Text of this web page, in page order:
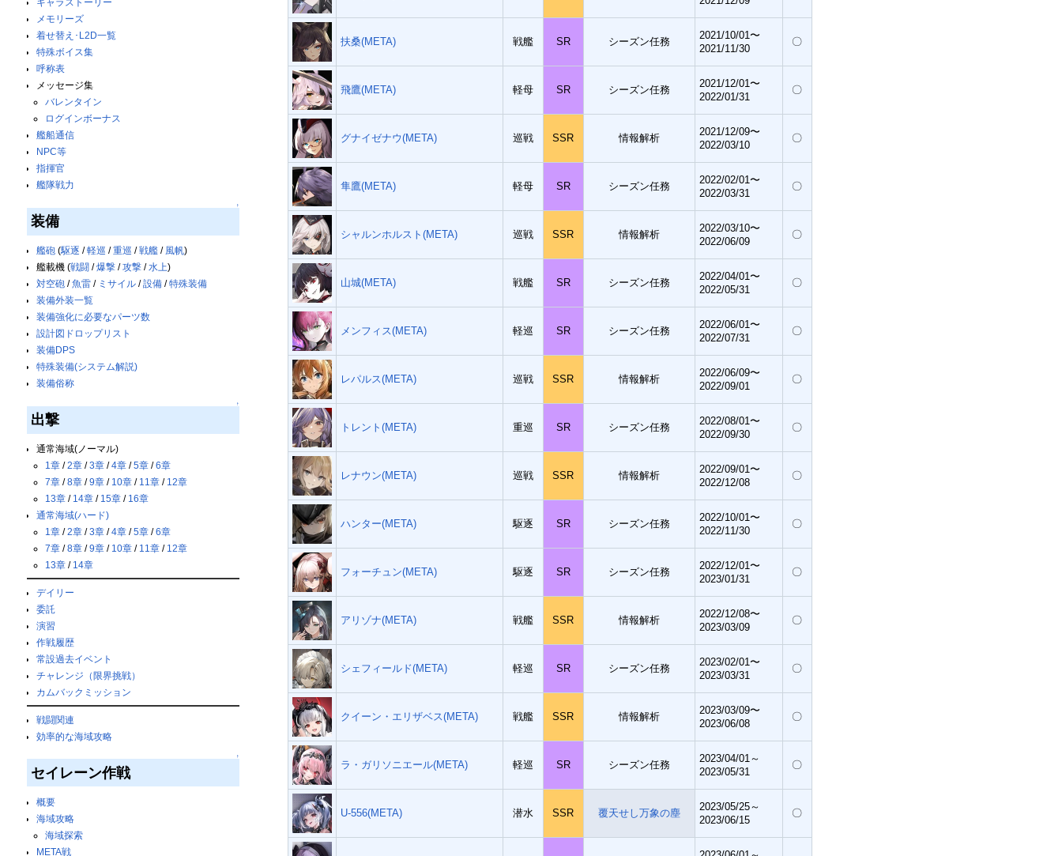
キャラストーリー
メモリーズ
着せ替え･L2D一覧
特殊ボイス集
呼称表
メッセージ集
バレンタイン
ログインボーナス
艦船通信
NPC等
指揮官
艦隊戦力
↑
装備
艦砲 (駆逐 /軽巡 /重巡 /戦艦/ 風帆)
艦載機 (戦闘 /爆撃/攻撃/水上)
対空砲 /魚雷/ ミサイル/設備/特殊装備
装備外装一覧
装備強化に必要なパーツ数
設計図ドロップリスト
装備DPS
特殊装備(システム解説)
装備俗称
↑
出撃
通常海域(ノーマル)
1章 /2章 /3章 /4章 /5章 /6章
7章 /8章 /9章 / 10章 / 11章 / 12章
13章 / 14章 / 15章 / 16章
通常海域(ハード)
1章 /2章 /3章 /4章 /5章 /6章
7章 /8章 /9章 / 10章 / 11章 / 12章
13章 / 14章
デイリー
委託
演習
作戦履歴
常設過去イベント
チャレンジ（限界挑戦）
カムバックミッション
戦闘関連
効率的な海域攻略
↑
セイレーン作戦
概要
海域攻略
海域探索
META戦
扶桑(META) 戦艦 SR シーズン任務
2021/10/01〜
2021/11/30
〇
飛鷹(META) 軽母 SR シーズン任務
2021/12/01〜
2022/01/31
〇
グナイゼナウ(META) 巡戦 SSR 情報解析
2021/12/09〜
2022/03/10
〇
隼鷹(META) 軽母 SR シーズン任務
2022/02/01〜
2022/03/31
〇
シャルンホルスト(META) 巡戦 SSR 情報解析
2022/03/10〜
2022/06/09
〇
山城(META) 戦艦 SR シーズン任務
2022/04/01〜
2022/05/31
〇
メンフィス(META) 軽巡 SR シーズン任務
2022/06/01〜
2022/07/31
〇
レパルス(META) 巡戦 SSR 情報解析
2022/06/09〜
2022/09/01
〇
トレント(META) 重巡 SR シーズン任務
2022/08/01〜
2022/09/30
〇
レナウン(META) 巡戦 SSR 情報解析
2022/09/01〜
2022/12/08
〇
ハンター(META) 駆逐 SR シーズン任務
2022/10/01〜
2022/11/30
〇
フォーチュン(META) 駆逐 SR シーズン任務
2022/12/01〜
2023/01/31
〇
アリゾナ(META) 戦艦 SSR 情報解析
2022/12/08〜
2023/03/09
〇
シェフィールド(META) 軽巡 SR シーズン任務
2023/02/01〜
2023/03/31
〇
クイーン・エリザベス(META) 戦艦 SSR 情報解析
2023/03/09〜
2023/06/08
〇
ラ・ガリソニエール(META) 軽巡 SR シーズン任務
2023/04/01～
2023/05/31
〇
U-556(META) 潜水 SSR 覆天せし万象の塵
2023/05/25～
2023/06/15
〇